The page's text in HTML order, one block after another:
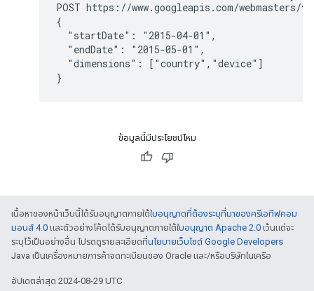
POST https://www.googleapis.com/webmasters/
{
  "startDate": "2015-04-01",
  "endDate": "2015-05-01",
  "dimensions": ["country","device"]
}
ข้อมูลนี้มีประโยชน์ไหม
เนื้อหาของหน้าเว็บนี้ได้รับอนุญาตภายใต้ใบอนุญาตที่ต้องระบุที่มาของครีเอทีฟคอม
มอนส์ 4.0 และตัวอย่างโค้ดได้รับอนุญาตภายใต้ใบอนุญาต Apache 2.0 เว้นแต่จะ
ระบุไว้เป็นอย่างอื่น โปรดดูรายละเอียดที่นโยบายเว็บไซต์ Google Developers
Java เป็นเครื่องหมายการค้าจดทะเบียนของ Oracle และ/หรือบริษัทในเครือ
อัปเดตล่าสุด 2024-08-29 UTC